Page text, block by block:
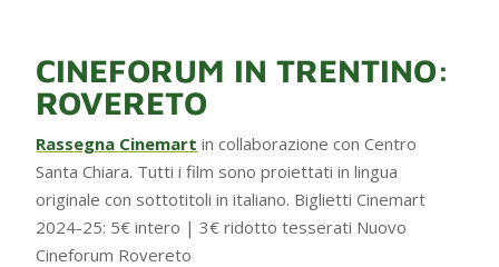
CINEFORUM IN TRENTINO:
ROVERETO
Rassegna Cinemart in collaborazione con Centro
Santa Chiara. Tutti i film sono proiettati in lingua
originale con sottotitoli in italiano. Biglietti Cinemart
2024-25: 5€ intero | 3€ ridotto tesserati Nuovo
Cineforum Rovereto